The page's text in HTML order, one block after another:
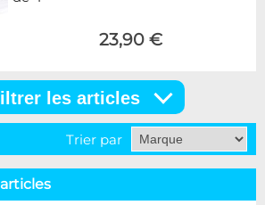
23,90 €
les articles
Trier par